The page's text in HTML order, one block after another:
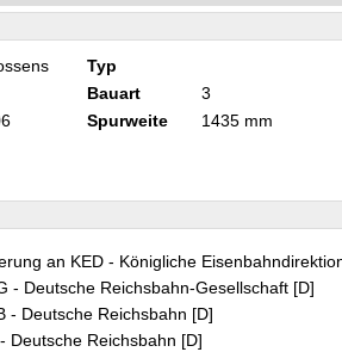
Typ
Bauart
3
Spurweite 1435 mm
an KED - Königliche
- Deutsche Reichsbahn-Gesellschaft [D]
- Deutsche Reichsbahn [D]
Deutsche Reichsbahn [D]